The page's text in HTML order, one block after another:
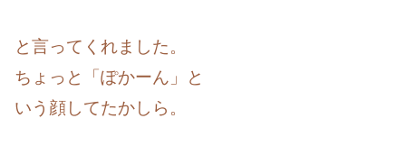
と言ってくれました。
ちょっと「ぽかーん」と
いう顔してたかしら。